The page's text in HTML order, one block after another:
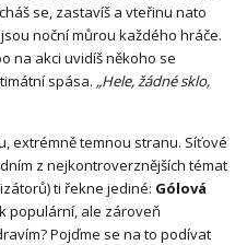
se, zastavíš a vteřinu nato
noční můrou každého hráče.
na akci uvidíš někoho se
spása. „Hele, žádné sklo,
extrémně temnou stranu. Síťové
z nejkontroverznějších témat
ti řekne jediné: Gólová
populární, ale zároveň
Pojďme se na to podívat